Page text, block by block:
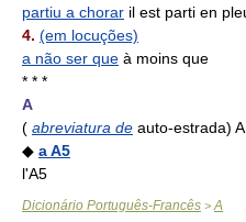
partiu a chorar il est parti en
4. (em locuções)
a não ser que à moins que
* * *
A
( abreviatura de auto-estrada)
◆ a A5
l'A5
Dicionário Português-Francês > A